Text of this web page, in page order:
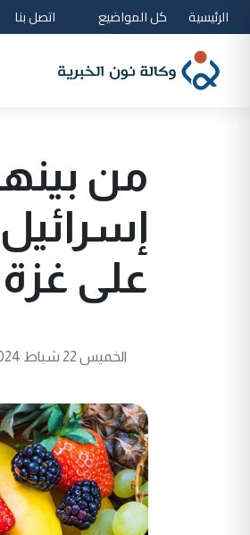
الرئيسية كل المواضيع اتصل بنا
على غزة
الخميس 22 شباط 2024